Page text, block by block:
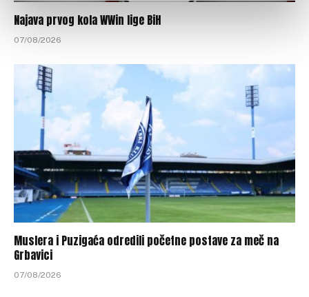
Najava prvog kola WWin lige BiH
07/08/2026
Muslera i Puzigaća odredili početne postave za meč na
Grbavici
07/08/2026